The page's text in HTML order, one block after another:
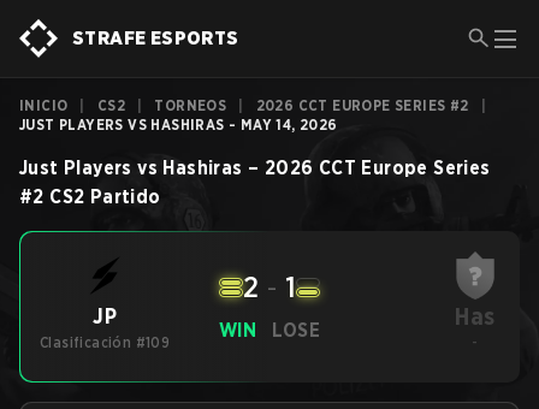
STRAFE ESPORTS
INICIO CS2 TORNEOS 2026 CCT EUROPE SERIES #2
JUST PLAYERS VS HASHIRAS - MAY 14, 2026
Just Players vs Hashiras – 2026 CCT Europe Series
#2 CS2 Partido
JP
Clasificación #109
WIN
2 - 1
LOSE Has
-